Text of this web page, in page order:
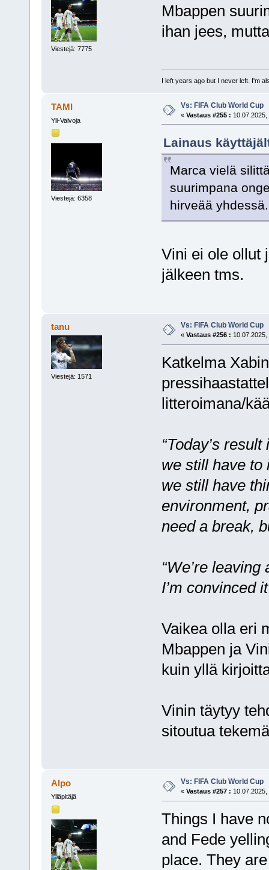
Viestejä: 7775
Mbappen
ihan jees,
I left years ago but I never left. I'm
TAMI
Yli-Valvoja
Viestejä: 6358
Vs: FIFA Club World Cup
« Vastaus #255 :
Lainaus
Marca vielä
suurimpana
hirveää yhdessä.
Vini ei ole ollut
jälkeen tms.
tanu
Viestejä: 1571
Vs: FIFA Club World Cup
« Vastaus #256 :
Katkelma
litteroimana/
“Today’s
we still have to
we still have
environment,
need a break,
“We’re
I’m convinced
Vaikea olla eri
Mbappen ja
kuin yllä
Vinin täytyy
sitoutua
Alpo
Ylläpitäjä
Vs: FIFA Club World Cup
« Vastaus #257 :
Things I have
and Fede
place. They